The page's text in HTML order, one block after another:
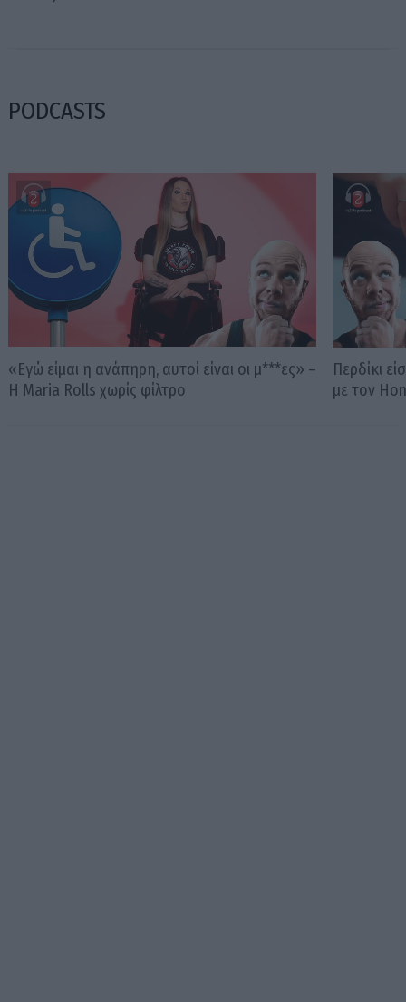
PODCASTS
«Εγώ είμαι η ανάπηρη, αυτοί είναι οι μ***ες» –
Η Maria Rolls χωρίς φίλτρο
Περδίκι
με τον